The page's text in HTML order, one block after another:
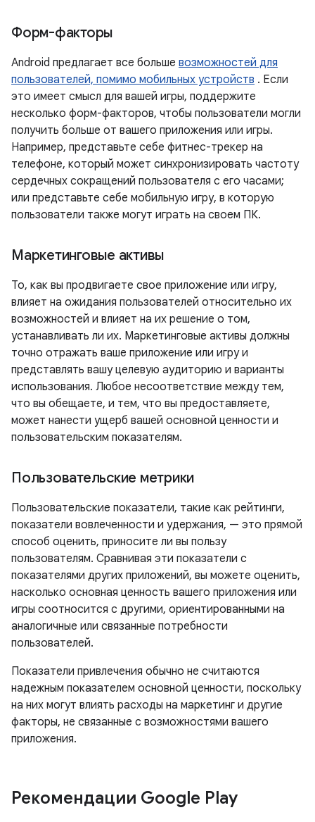
Форм-факторы
Android предлагает все больше возможностей для
пользователей, помимо мобильных устройств . Если
это имеет смысл для вашей игры, поддержите
несколько форм-факторов, чтобы пользователи могли
получить больше от вашего приложения или игры.
Например, представьте себе фитнес-трекер на
телефоне, который может синхронизировать частоту
сердечных сокращений пользователя с его часами;
или представьте себе мобильную игру, в которую
пользователи также могут играть на своем ПК.
Маркетинговые активы
То, как вы продвигаете свое приложение или игру,
влияет на ожидания пользователей относительно их
возможностей и влияет на их решение о том,
устанавливать ли их. Маркетинговые активы должны
точно отражать ваше приложение или игру и
представлять вашу целевую аудиторию и варианты
использования. Любое несоответствие между тем,
что вы обещаете, и тем, что вы предоставляете,
может нанести ущерб вашей основной ценности и
пользовательским показателям.
Пользовательские метрики
Пользовательские показатели, такие как рейтинги,
показатели вовлеченности и удержания, — это прямой
способ оценить, приносите ли вы пользу
пользователям. Сравнивая эти показатели с
показателями других приложений, вы можете оценить,
насколько основная ценность вашего приложения или
игры соотносится с другими, ориентированными на
аналогичные или связанные потребности
пользователей.
Показатели привлечения обычно не считаются
надежным показателем основной ценности, поскольку
на них могут влиять расходы на маркетинг и другие
факторы, не связанные с возможностями вашего
приложения.
Рекомендации Google Play